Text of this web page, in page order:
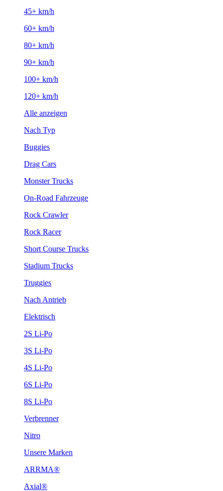
45+ km/h
60+ km/h
80+ km/h
90+ km/h
100+ km/h
120+ km/h
Alle anzeigen
Nach Typ
Buggies
Drag Cars
Monster Trucks
On-Road Fahrzeuge
Rock Crawler
Rock Racer
Short Course Trucks
Stadium Trucks
Truggies
Nach Antrieb
Elektrisch
2S Li-Po
3S Li-Po
4S Li-Po
6S Li-Po
8S Li-Po
Verbrenner
Nitro
Unsere Marken
ARRMA®
Axial®